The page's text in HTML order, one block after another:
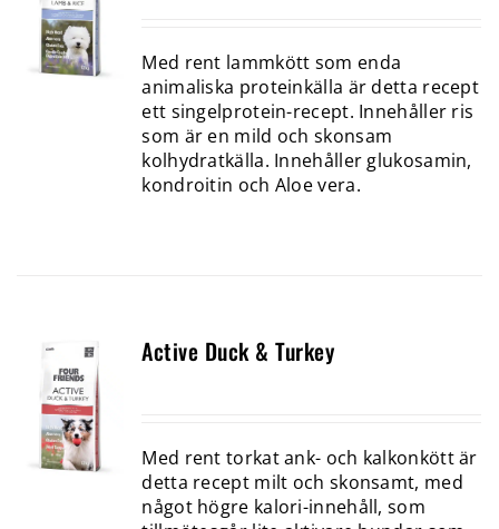
Med rent lammkött som enda
animaliska proteinkälla är detta recept
ett singelprotein-recept. Innehåller ris
som är en mild och skonsam
kolhydratkälla. Innehåller glukosamin,
kondroitin och Aloe vera.
Active Duck & Turkey
Med rent torkat ank- och kalkonkött är
detta recept milt och skonsamt, med
något högre kalori-innehåll, som